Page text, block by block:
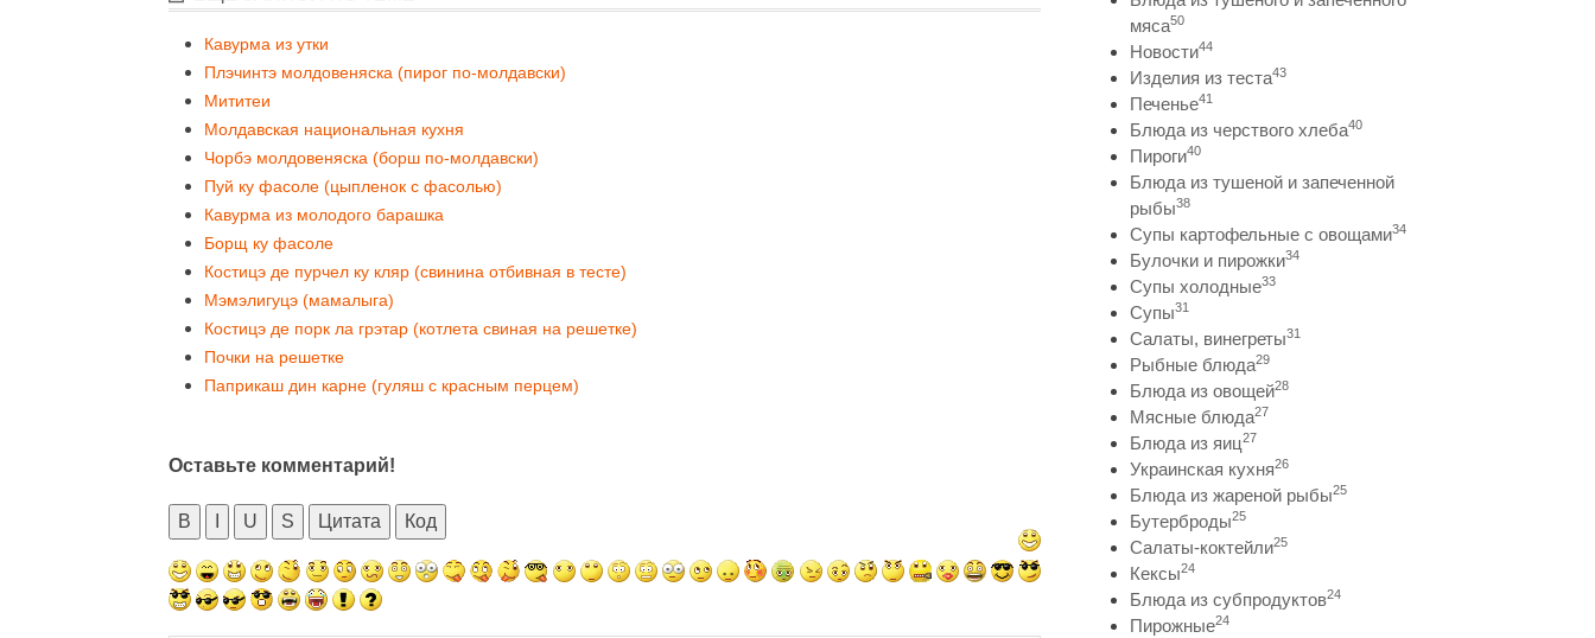
Кавурма из утки
Плэчинтэ молдовеняска (пирог по-молдавски)
Мититеи
Молдавская национальная кухня
Чорбэ молдовеняска (борш по-молдавски)
Пуй ку фасоле (цыпленок с фасолью)
Кавурма из молодого барашка
Борщ ку фасоле
Костицэ де пурчел ку кляр (свинина отбивная в тесте)
Мэмэлигуцэ (мамалыга)
Костицэ де порк ла грэтар (котлета свиная на решетке)
Почки на решетке
Паприкаш дин карне (гуляш с красным перцем)
Оставьте комментарий!
B U S Цитата Код
мяса50
Новости44
Изделия из теста43
Печенье41
Блюда из черствого хлеба40
Пироги40
Блюда из тушеной и запеченной
рыбы38
Супы картофельные с овощами34
Булочки и пирожки34
Супы холодные33
Супы31
Салаты, винегреты31
Рыбные блюда29
Блюда из овощей28
Мясные блюда27
Блюда из яиц27
Украинская кухня26
Блюда из жареной рыбы25
Бутерброды25
Салаты-коктейли25
Кексы24
Блюда из субпродуктов24
Пирожные24